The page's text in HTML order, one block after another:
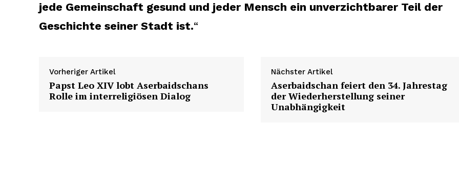
jede Gemeinschaft gesund und jeder Mensch ein unverzichtbarer Teil der
Geschichte seiner Stadt ist.“
Vorheriger Artikel
Papst Leo XIV lobt Aserbaidschans
Rolle im interreligiösen Dialog
Nächster Artikel
Aserbaidschan feiert den 34. Jahrestag
der Wiederherstellung seiner
Unabhängigkeit